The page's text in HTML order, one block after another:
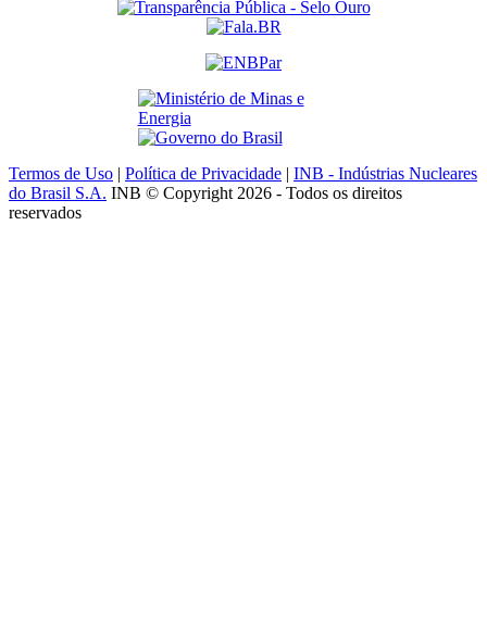
Termos de Uso | Política de Privacidade | INB - Indústrias Nucleares
do Brasil S.A. INB © Copyright 2026 - Todos os direitos
reservados